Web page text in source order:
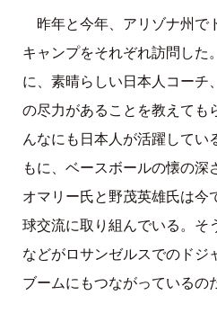
昨年と今年、アリゾナ州で
キャンプをそれぞれ訪問した
に、素晴らしい日本人コーチ
の尽力があることを教えても
んなにも日本人が活躍してい
もに、ベースボールの懐の深
オマリー氏と野茂英雄氏は今
球交流に取り組んでいる。そ
などがロサンゼルスでのドジ
ブームにもつながっているの